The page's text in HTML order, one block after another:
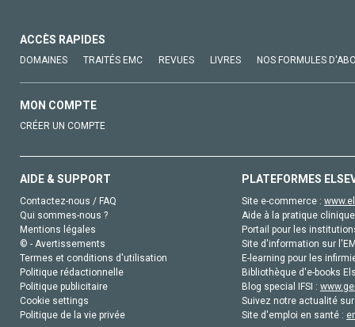
ACCÈS RAPIDES
DOMAINES TRAITÉS EMC REVUES LIVRES NOS FORMULES
MON COMPTE
CRÉER UN COMPTE
AIDE & SUPPORT
Contactez-nous / FAQ
Qui sommes-nous ?
Mentions légales
© - Avertissements
Termes et conditions d'utilisation
Politique rédactionnelle
Politique publicitaire
Cookie settings
Politique de la vie privée
PLATEFORMES
Site e-commerce :
Aide à la pratique
Portail pour les
Site d'information sur
E-learning pour les
Bibliothèque d'e-books
Blog special IFSI :
Suivez notre actualité
Site d'emploi en santé :